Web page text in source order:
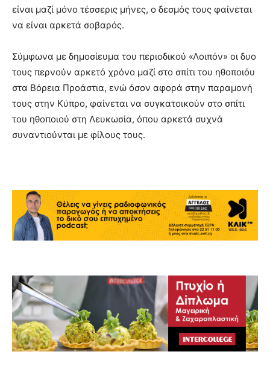
είναι μαζί μόνο τέσσερις μήνες, ο δεσμός τους φαίνεται
να είναι αρκετά σοβαρός.
Σύμφωνα με δημοσίευμα του περιοδικού «Λοιπόν» οι δυο
τους περνούν αρκετό χρόνο μαζί στο σπίτι του ηθοποιόυ
στα Βόρεια Προάστια, ενώ όσον αφορά στην παραμονή
τους στην Κύπρο, φαίνεται να συγκατοικούν στο σπίτι
του ηθοποιού στη Λευκωσία, όπου αρκετά συχνά
συναντιούνται με φίλους τους.